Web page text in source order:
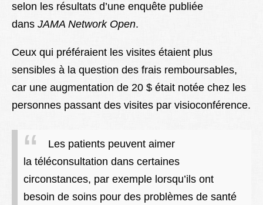
selon les résultats d’une enquête publiée
dans JAMA Network Open.
Ceux qui préféraient les visites étaient plus
sensibles à la question des frais remboursables,
car une augmentation de 20 $ était notée chez les
personnes passant des visites par visioconférence.
Les patients peuvent aimer
la téléconsultation dans certaines
circonstances, par exemple lorsqu’ils ont
besoin de soins pour des problèmes de santé